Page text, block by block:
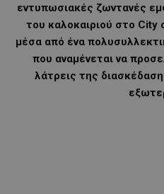
εντυπωσιακές ζωντανές
του καλοκαιριού στο
μέσα από ένα
που αναμένεται να
λάτρεις της